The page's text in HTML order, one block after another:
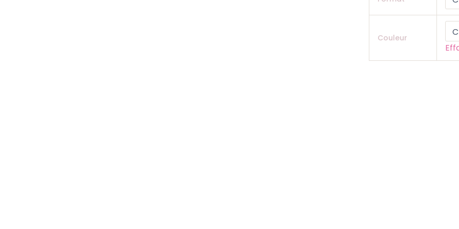
Couleur